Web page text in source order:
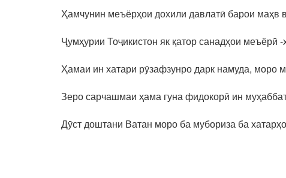
Ҳамчунин меъёрҳои дохили давлатӣ барои маҳв
Ҷумҳурии Тоҷикистон як қатор санадҳои меъёрӣ
Ҳамаи ин хатари рӯзафзунро дарк намуда, моро
Зеро сарчашмаи ҳама гуна фидокорӣ ин
Дӯст доштани Ватан моро ба мубориза ба